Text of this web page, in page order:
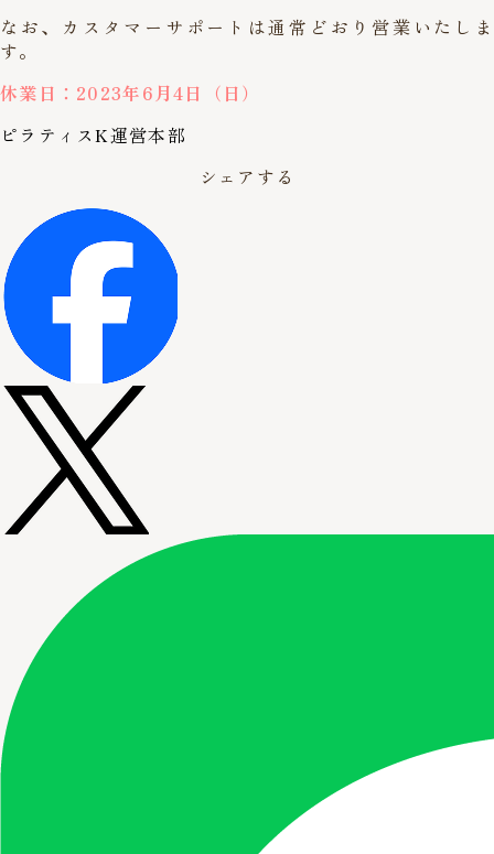
なお、カスタマーサポートは通常どおり営業いたしま
す。
休業日：2023年6月4日（日）
ピラティスK運営本部
シェアする